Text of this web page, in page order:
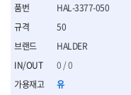
- 평치즐
- 핀펀치세트
- 펀치
- 톱대
- 용접용품
HALDER
0 / 0
유
HAL-3377-050
50